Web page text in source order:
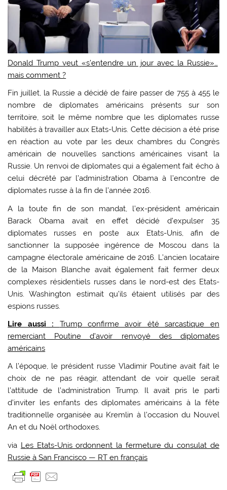
Donald Trump veut «s’entendre un jour avec la Russie»…
mais comment ?
Fin juillet, la Russie a décidé de faire passer de 755 à 455 le
nombre de diplomates américains présents sur son
territoire, soit le même nombre que les diplomates russe
habilités à travailler aux Etats-Unis. Cette décision a été prise
en réaction au vote par les deux chambres du Congrès
américain de nouvelles sanctions américaines visant la
Russie. Un renvoi de diplomates qui a également fait écho à
celui décrété par l’administration Obama à l’encontre de
diplomates russe à la fin de l’année 2016.
A la toute fin de son mandat, l’ex-président américain
Barack Obama avait en effet décidé d’expulser 35
diplomates russes en poste aux Etats-Unis, afin de
sanctionner la supposée ingérence de Moscou dans la
campagne électorale américaine de 2016. L’ancien locataire
de la Maison Blanche avait également fait fermer deux
complexes résidentiels russes dans le nord-est des Etats-
Unis. Washington estimait qu’ils étaient utilisés par des
espions russes.
Lire aussi : Trump confirme avoir été sarcastique en
remerciant Poutine d’avoir renvoyé des diplomates
américains
A l’époque, le président russe Vladimir Poutine avait fait le
choix de ne pas réagir, attendant de voir quelle serait
l’attitude de l’administration Trump. Il avait pris le parti
d’inviter les enfants des diplomates américains à la fête
traditionnelle organisée au Kremlin à l’occasion du Nouvel
An et du Noël orthodoxes.
via Les Etats-Unis ordonnent la fermeture du consulat de
Russie à San Francisco — RT en français